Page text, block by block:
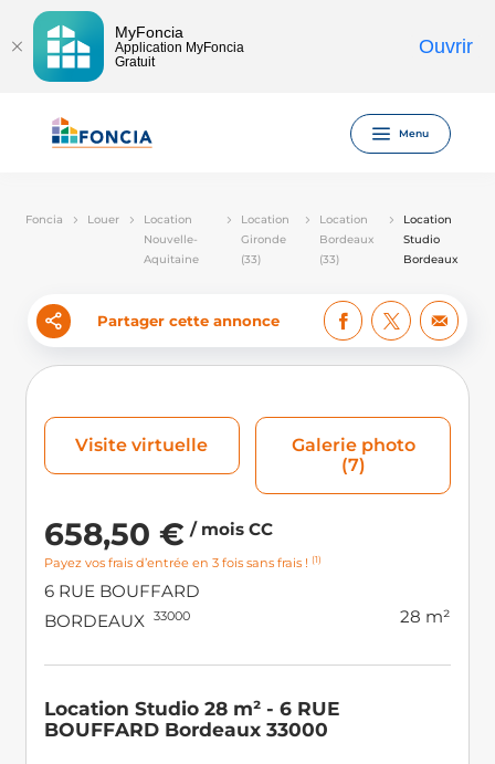
MyFoncia
Application MyFoncia
Gratuit
Ouvrir
Menu
Foncia Louer
Location
Nouvelle-
Aquitaine
Location
Gironde
(33)
Location
Bordeaux
(33)
Location
Studio
Bordeaux
Partager cette annonce
Visite virtuelle
Galerie photo
(7)
Location Studio 28 m² - 6 RUE
BOUFFARD Bordeaux 33000
658,50 € / mois CC
Payez vos frais d’entrée en 3 fois sans frais ! (1)
6 RUE BOUFFARD
BORDEAUX 33000 28 m²